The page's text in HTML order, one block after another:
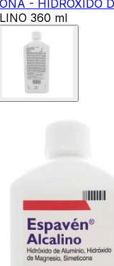
- HIDROXIDO
360 ml